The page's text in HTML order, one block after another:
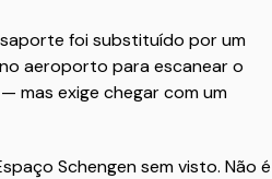
foi substituído por um
aeroporto para escanear o
mas exige chegar com um
Schengen sem visto. Não é